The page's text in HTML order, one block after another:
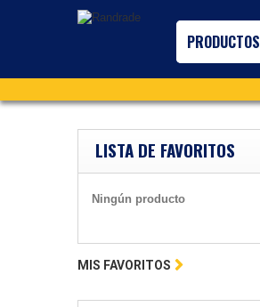
PRODUCTOS
LISTA DE FAVORITOS
Ningún producto
MIS FAVORITOS